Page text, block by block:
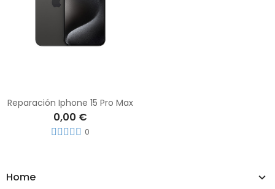
Home
Reparación Iphone 15 Pro Max
0,00 €
0